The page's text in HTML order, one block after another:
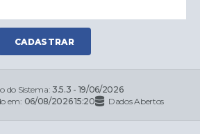
CADASTRAR
do Sistema: 3.5.3 - 19/06/2026
em: 06/08/2026 15:20 Dados Abertos